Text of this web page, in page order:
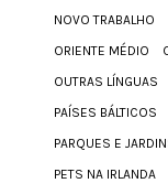
NOVO TRABALHO
ORIENTE MÉDIO
OUTRAS LÍNGUAS
PAÍSES BÁLTICOS
PARQUES E
PETS NA IRLANDA